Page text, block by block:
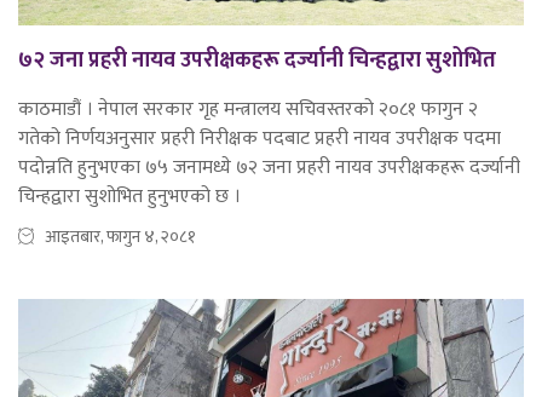
७२ जना प्रहरी नायव उपरीक्षकहरू दर्ज्यानी चिन्हद्वारा सुशोभित
काठमाडौं । नेपाल सरकार गृह मन्त्रालय सचिवस्तरको २०८१ फागुन २
गतेको निर्णयअनुसार प्रहरी निरीक्षक पदबाट प्रहरी नायव उपरीक्षक पदमा
पदोन्नति हुनुभएका ७५ जनामध्ये ७२ जना प्रहरी नायव उपरीक्षकहरू दर्ज्यानी
चिन्हद्वारा सुशोभित हुनुभएको छ ।
आइतबार, फागुन ४, २०८१